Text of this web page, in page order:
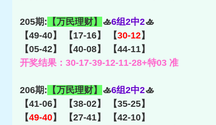
205期: 【万民理财】 🚣6组2中2🚣
【49-40】 【17-16】 【30-12】
【05-42】 【40-08】 【44-11】
开奖结果：30-17-39-12-11-28+特03 准
206期: 【万民理财】 🚣6组2中2🚣
【41-06】 【38-02】 【35-25】
【49-40】 【27-41】 【42-10】